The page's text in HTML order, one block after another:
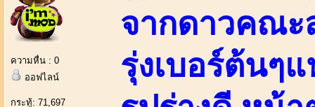
ความหื่น : 0
ออฟไลน์
กระทู้: 71,697
จากดาวคณ
รุ่งเบอร์ต้นๆ